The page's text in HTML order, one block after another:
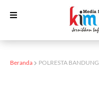
Beranda POLRESTA BANDUNG